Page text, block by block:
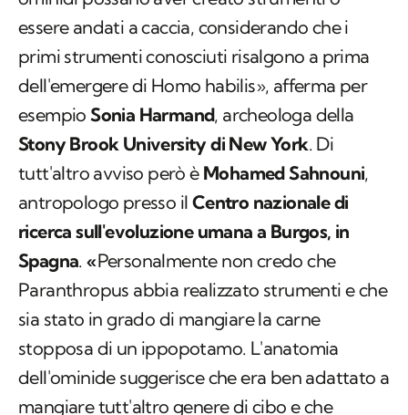
essere andati a caccia, considerando che i
primi strumenti conosciuti risalgono a prima
dell'emergere di Homo habilis», afferma per
esempioSonia Harmand, archeologa della
Stony Brook University di New York. Di
tutt'altro avviso però è Mohamed Sahnouni,
antropologo presso il Centro nazionale di
ricerca sull'evoluzione umana a Burgos, in
Spagna.«Personalmente non credo che
Paranthropus abbia realizzato strumenti e che
sia stato in grado di mangiare la carne
stopposa di un ippopotamo. L'anatomia
dell'ominide suggerisce che era ben adattato a
mangiare tutt'altro genere di cibo e che